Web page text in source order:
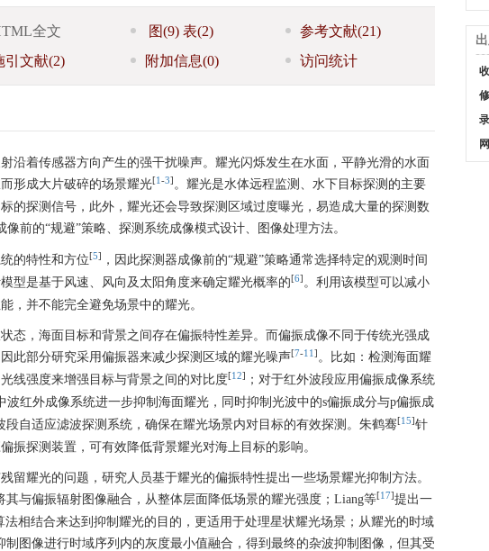
全文 图(9) 表(2) 参考文献(21)
引文献(2) 附加信息(0) 访问统计
沿着传感器方向产生的强干扰噪声。耀光闪烁发生在水面，平静光滑的水面
形成大片破碎的场景耀光[1 -3] 。耀光是水体远程监测、水下目标探测的主要
的探测信号，此外，耀光还会导致探测区域过度曝光，易造成大量的探测数
前的“规避”策略、探测系统成像模式设计、图像处理方法。
的特性和方位[5]
，因此探测器成像前的“规避”策略通常选择特定的观测时间
型是基于风速、风向及太阳角度来确定耀光概率的[6] 。利用该模型可以减小
，并不能完全避免场景中的耀光。
态，海面目标和背景之间存在偏振特性差异。而偏振成像不同于传统光强成
此部分研究采用偏振器来减少探测区域的耀光噪声[7-11 ] 。比如：检测海面耀
线强度来增强目标与背景之间的对比度[12]
；对于红外波段应用偏振成像系统
波红外成像系统进一步抑制海面耀光，同时抑制光波中的s偏振成分与p偏振成
段自适应滤波探测系统，确保在耀光场景内对目标的有效探测。朱鹤骞[15]针
振探测装置，可有效降低背景耀光对海上目标的影响。
留耀光的问题，研究人员基于耀光的偏振特性提出一些场景耀光抑制方法。
与偏振辐射图像融合，从整体层面降低场景的耀光强度；Liang等[17]提出一
相结合来达到抑制耀光的目的，更适用于处理星状耀光场景；从耀光的时域
图像进行时域序列内的灰度最小值融合，得到最终的杂波抑制图像，但其受